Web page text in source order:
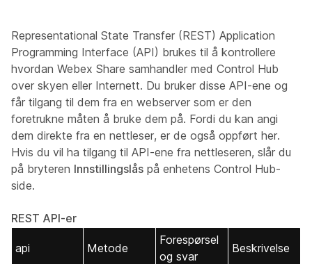
Representational State Transfer (REST) Application
Programming Interface (API) brukes til å kontrollere
hvordan Webex Share samhandler med Control Hub
over skyen eller Internett. Du bruker disse API-ene og
får tilgang til dem fra en webserver som er den
foretrukne måten å bruke dem på. Fordi du kan angi
dem direkte fra en nettleser, er de også oppført her.
Hvis du vil ha tilgang til API-ene fra nettleseren, slår du
på bryteren Innstillingslås på enhetens Control Hub-
side.
REST API-er
api Metode
Forespørsel
og svar
Beskrivelse